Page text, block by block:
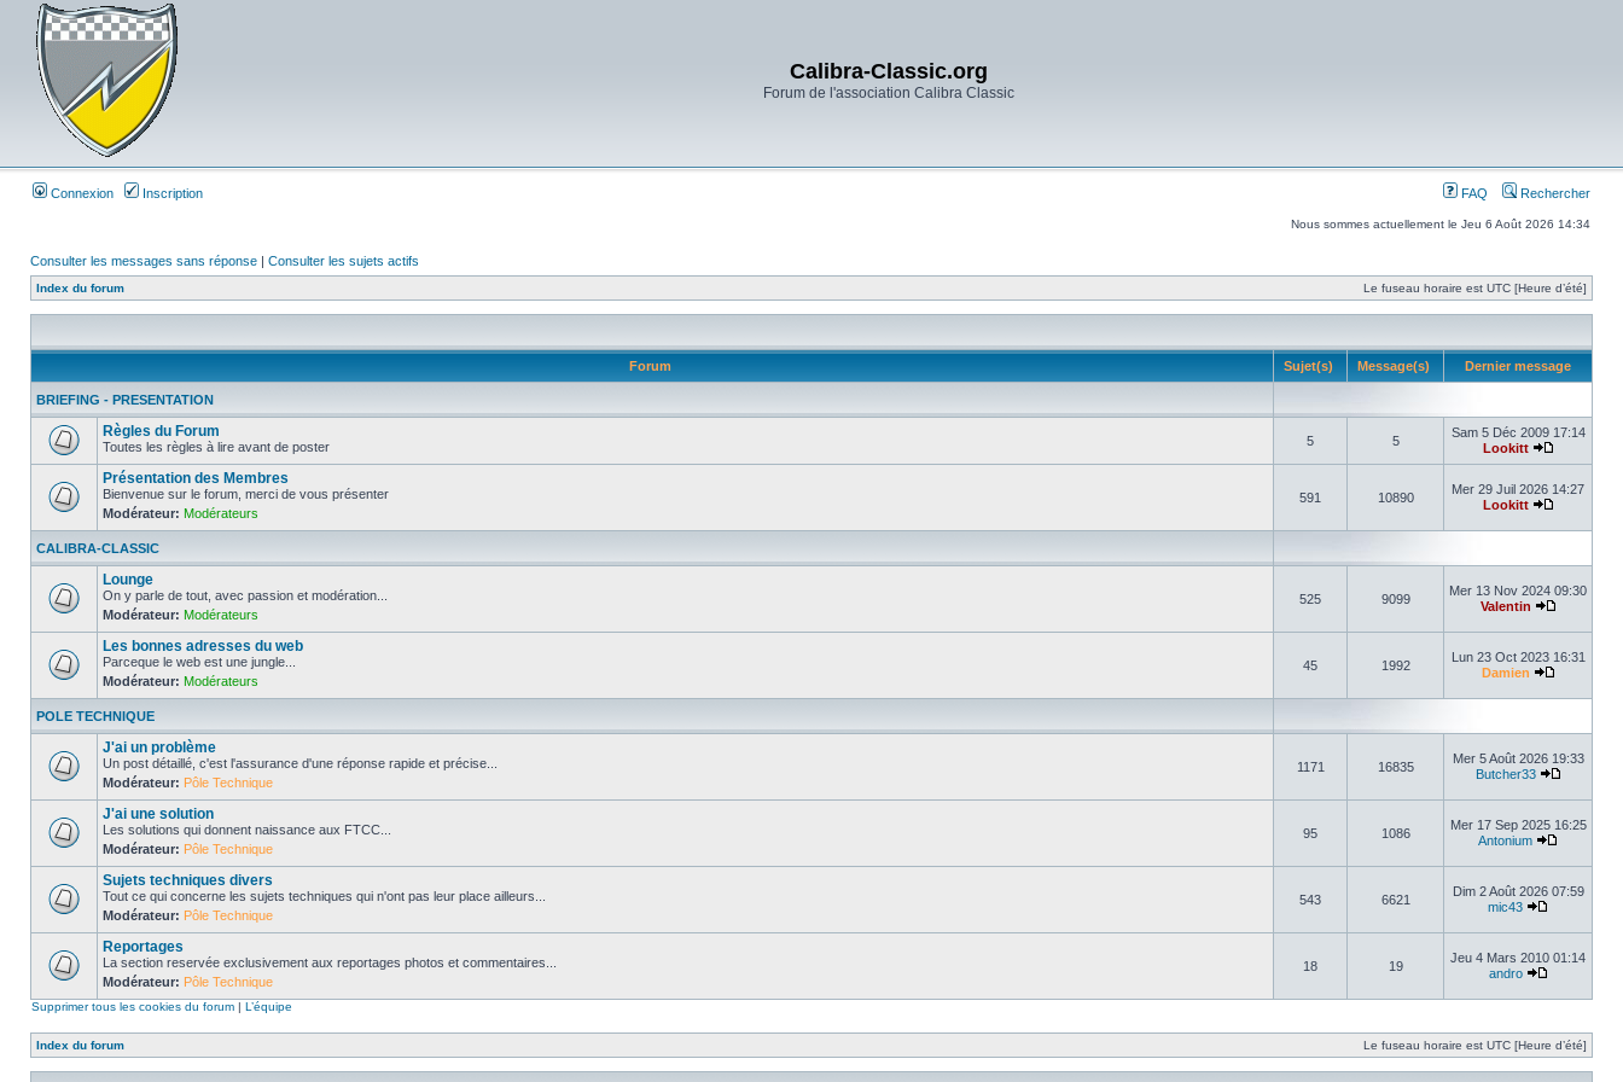
Calibra-Classic.org
Forum de l'association Calibra Classic
Connexion Inscription FAQ Rechercher
Nous sommes actuellement le Jeu 6 Août 2026 14:34
Consulter les messages sans réponse | Consulter les sujets actifs
Index du forum Le fuseau horaire est UTC [Heure d’été]
Forum Sujet(s) Message(s) Dernier message
BRIEFING - PRESENTATION
Règles du Forum
Toutes les règles à lire avant de poster 5 5
Sam 5 Déc 2009 17:14
Lookitt
Présentation des Membres
Bienvenue sur le forum, merci de vous présenter
Modérateur: Modérateurs
591 10890
Mer 29 Juil 2026 14:27
Lookitt
CALIBRA-CLASSIC
Lounge
On y parle de tout, avec passion et modération...
Modérateur: Modérateurs
525 9099
Mer 13 Nov 2024 09:30
Valentin
Les bonnes adresses du web
Parceque le web est une jungle...
Modérateur: Modérateurs
45 1992
Lun 23 Oct 2023 16:31
Damien
POLE TECHNIQUE
J'ai un problème
Un post détaillé, c'est l'assurance d'une réponse rapide et précise...
Modérateur: Pôle Technique
1171 16835
Mer 5 Août 2026 19:33
Butcher33
J'ai une solution
Les solutions qui donnent naissance aux FTCC...
Modérateur: Pôle Technique
95 1086
Mer 17 Sep 2025 16:25
Antonium
Sujets techniques divers
Tout ce qui concerne les sujets techniques qui n'ont pas leur place ailleurs...
Modérateur: Pôle Technique
543 6621
Dim 2 Août 2026 07:59
mic43
Reportages
La section reservée exclusivement aux reportages photos et commentaires...
Modérateur: Pôle Technique
18 19
Jeu 4 Mars 2010 01:14
andro
Supprimer tous les cookies du forum | L’équipe
Index du forum Le fuseau horaire est UTC [Heure d’été]